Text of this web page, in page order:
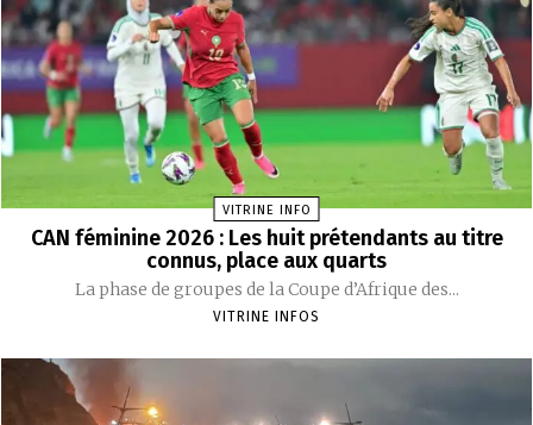
VITRINE INFO
CAN féminine 2026 : Les huit prétendants au titre
connus, place aux quarts
La phase de groupes de la Coupe d’Afrique des...
VITRINE INFOS